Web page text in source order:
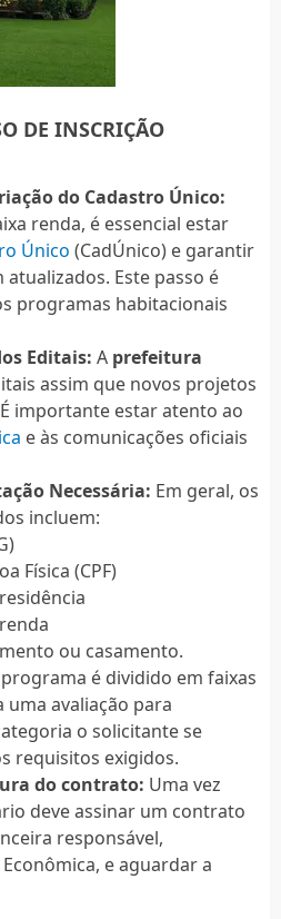
DE INSCRIÇÃO
do Cadastro Único:
renda, é essencial estar
Único (CadÚnico) e garantir
Este passo é
programas habitacionais
Editais: A prefeitura
assim que novos projetos
importante estar atento ao
e às comunicações oficiais
Necessária: Em geral, os
incluem:
Física (CPF)
ou casamento.
é dividido em faixas
uma avaliação para
o solicitante se
requisitos exigidos.
do contrato: Uma vez
deve assinar um contrato
responsável,
e aguardar a